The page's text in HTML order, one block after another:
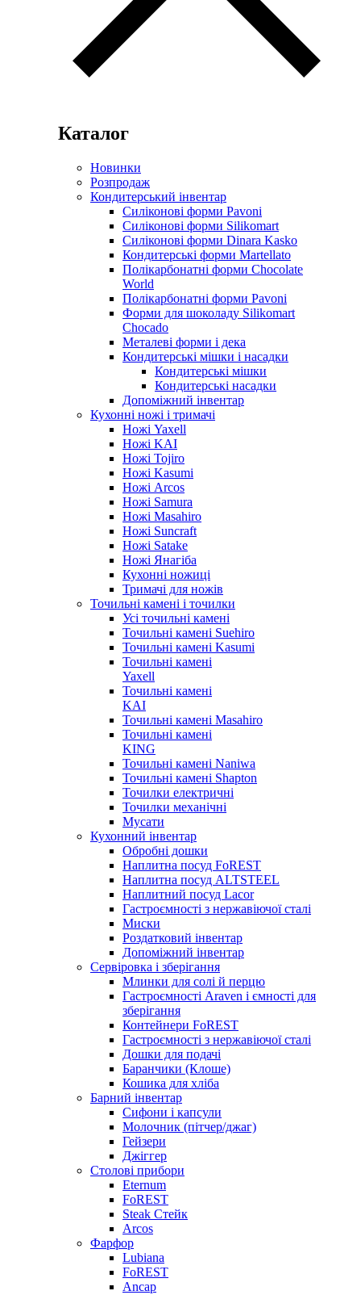
Каталог
Новинки
Розпродаж
Кондитерський інвентар
Силіконові форми Pavoni
Силіконові форми Silikomart
Силіконові форми Dinara Kasko
Кондитерські форми Martellato
Полікарбонатні форми Chocolate
World
Полікарбонатні форми Pavoni
Форми для шоколаду Silikomart
Chocado
Металеві форми і дека
Кондитерські мішки і насадки
Кондитерські мішки
Кондитерські насадки
Допоміжний інвентар
Кухонні ножі і тримачі
Ножі Yaxell
Ножі KAI
Ножі Tojiro
Ножі Kasumi
Ножі Arcos
Ножі Samura
Ножі Masahiro
Ножі Suncraft
Ножі Satake
Ножі Янагіба
Кухонні ножиці
Тримачі для ножів
Точильні камені і точилки
Усі точильні камені
Точильні камені Suehiro
Точильні камені Kasumi
Точильні камені
Yaxell
Точильні камені
KAI
Точильні камені Masahiro
Точильні камені
KING
Точильні камені Naniwa
Точильні камені Shapton
Точилки електричні
Точилки механічні
Мусати
Кухонний інвентар
Обробні дошки
Наплитна посуд FoREST
Наплитна посуд ALTSTEEL
Наплитний посуд Lacor
Гастроємності з нержавіючої сталі
Миски
Роздатковий інвентар
Допоміжний інвентар
Сервіровка і зберігання
Млинки для солі й перцю
Гастроємності Araven і ємності для
зберігання
Контейнери FoREST
Гастроємності з нержавіючої сталі
Дошки для подачі
Баранчики (Клоше)
Кошика для хліба
Барний інвентар
Сифони і капсули
Молочник (пітчер/джаг)
Гейзери
Джіггер
Столові прибори
Eternum
FoREST
Steak Стейк
Arcos
Фарфор
Lubiana
FoREST
Ancap